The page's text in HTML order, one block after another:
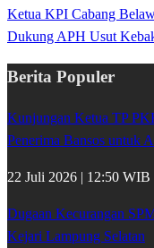
Ketua KPI Cabang
Dukung APH Usut
Berita Populer
Kunjungan Ketua TP
Penerima Bansos untuk
22 Juli 2026 | 12:50 WIB
Dugaan Kecurangan
Kejari Lampung Selatan